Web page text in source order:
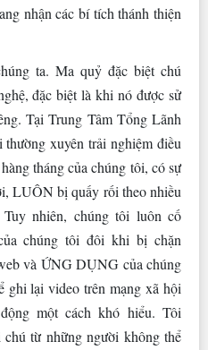
nhận các bí tích thánh thiện
ta. Ma quỷ đặc biệt chú
đặc biệt là khi nó được sử
Tại Trung Tâm Tổng Lãnh
xuyên trải nghiệm điều
tháng của chúng tôi, có sự
LUÔN bị quấy rối theo nhiều
nhiên, chúng tôi luôn cố
chúng tôi đôi khi bị chặn
và ỨNG DỤNG của chúng
lại video trên mạng xã hội
một cách khó hiểu. Tôi
từ những người không thể